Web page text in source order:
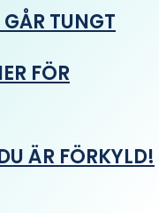
TUNGT
FÖR
ÄR FÖRKYLD!